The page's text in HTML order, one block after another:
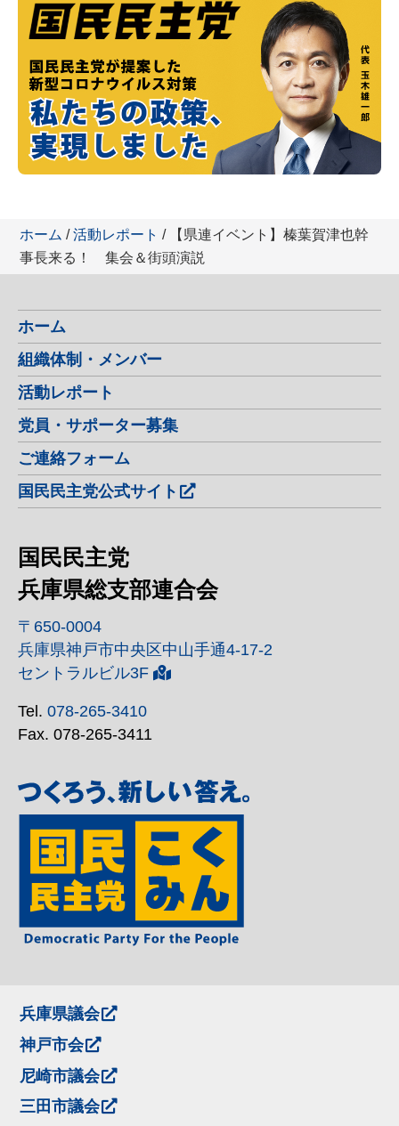
ホーム /活動レポート / 【県連イベント】榛葉賀津也幹
事長来る！ 集会＆街頭演説
ホーム
組織体制・メンバー
活動レポート
党員・サポーター募集
ご連絡フォーム
国民民主党公式サイト
国民民主党
兵庫県総支部連合会
〒650-0004
兵庫県神戸市中央区中山手通4-17-2
セントラルビル3F
Tel. 078-265-3410
Fax. 078-265-3411
兵庫県議会
神戸市会
尼崎市議会
三田市議会